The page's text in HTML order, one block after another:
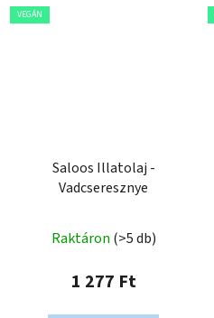
VEGÁN
Saloos Illatolaj -
Vadcseresznye
Raktáron (>5 db)
1 277 Ft